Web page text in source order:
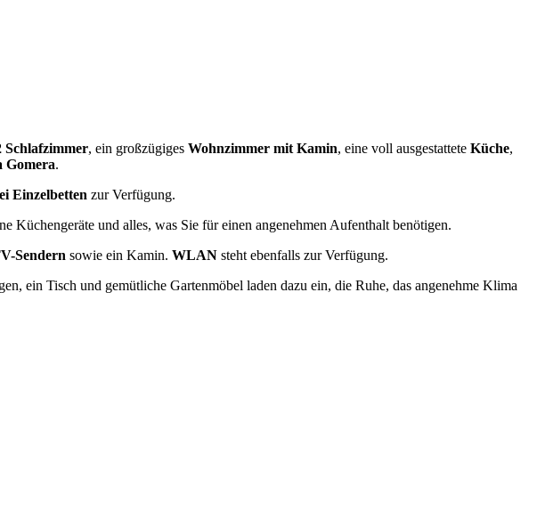
Schlafzimmer, ein großzügiges Wohnzimmer mit Kamin, eine voll ausgestattete Küche,
Gomera.
Einzelbetten zur Verfügung.
Küchengeräte und alles, was Sie für einen angenehmen Aufenthalt benötigen.
Sendern sowie ein Kamin. WLAN steht ebenfalls zur Verfügung.
ein Tisch und gemütliche Gartenmöbel laden dazu ein, die Ruhe, das angenehme Klima